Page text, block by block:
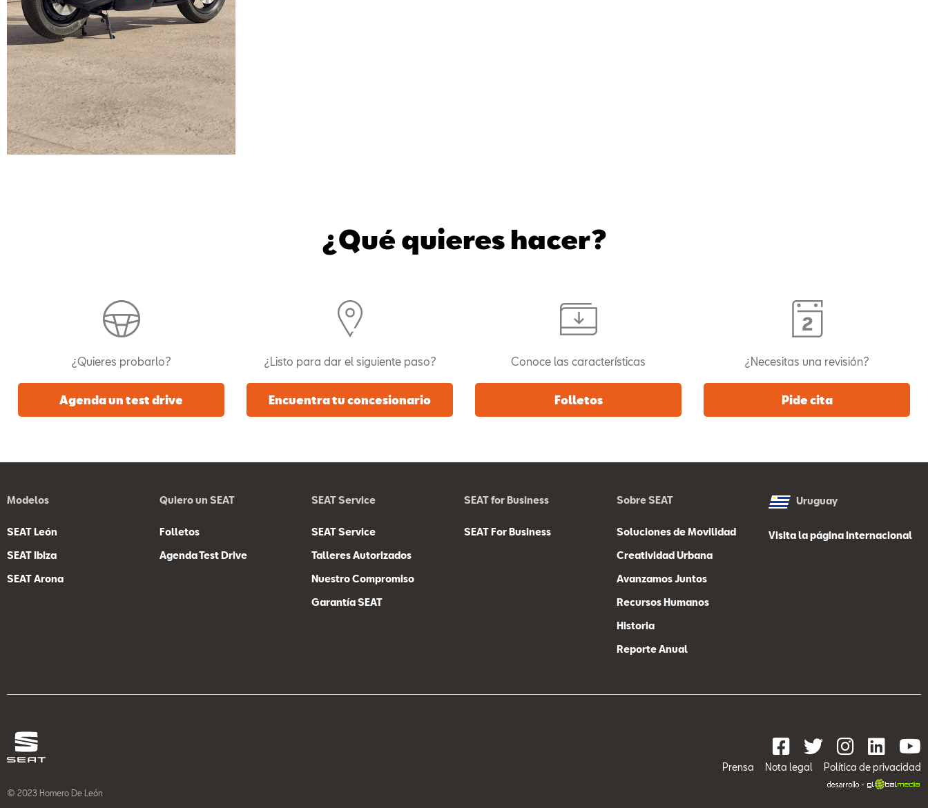
¿Qué quieres hacer?
¿Quieres probarlo?
Agenda un test drive
¿Listo para dar el siguiente paso?
Encuentra tu concesionario
Conoce las características
Folletos
¿Necesitas una revisión?
Pide cita
Modelos
SEAT León
SEAT Ibiza
SEAT Arona
Quiero un SEAT
Folletos
Agenda Test Drive
SEAT Service
SEAT Service
Talleres Autorizados
Nuestro Compromiso
Garantía SEAT
SEAT for Business
SEAT For Business
Sobre SEAT
Soluciones de Movilidad
Creatividad Urbana
Avanzamos Juntos
Recursos Humanos
Historia
Reporte Anual
Uruguay
Visita la página internacional
© 2023 Homero De León
Prensa Nota legal Política de privacidad